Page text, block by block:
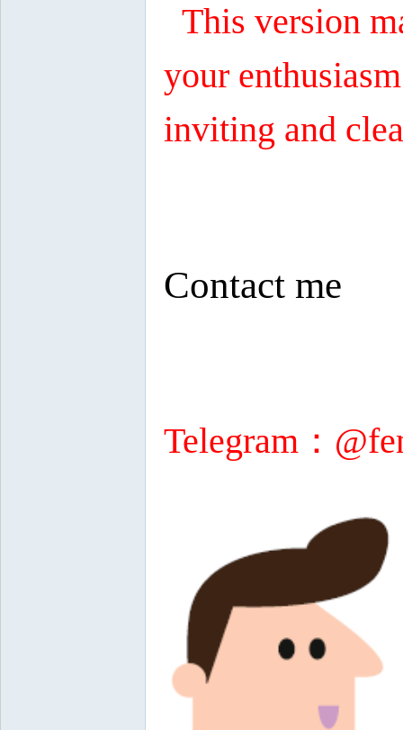
This version
your
inviting and
Contact me
Telegram：